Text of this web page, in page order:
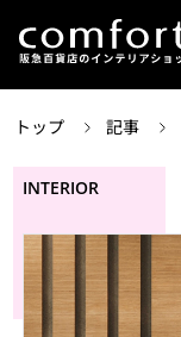
トップ 記事
INTERIOR